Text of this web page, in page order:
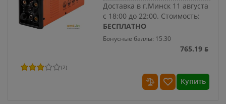
Доставка в г.Минск 11 августа
с 18:00 до 22:00. Стоимость:
БЕСПЛАТНО
Бонусные баллы: 15.30
765.19 ƃ
(2)
Купить